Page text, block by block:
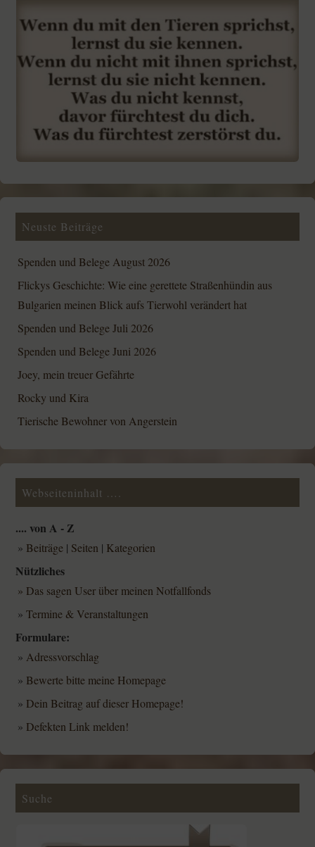
Neuste Beiträge
Spenden und Belege August 2026
Flickys Geschichte: Wie eine gerettete Straßenhündin aus
Bulgarien meinen Blick aufs Tierwohl verändert hat
Spenden und Belege Juli 2026
Spenden und Belege Juni 2026
Joey, mein treuer Gefährte
Rocky und Kira
Tierische Bewohner von Angerstein
Webseiteninhalt ….
.... von A - Z
» Beiträge| Seiten | Kategorien
Nützliches
» Das sagen User über meinen Notfallfonds
» Termine & Veranstaltungen
Formulare:
» Adressvorschlag
» Bewerte bitte meine Homepage
» Dein Beitrag auf dieser Homepage!
» Defekten Link melden!
Suche